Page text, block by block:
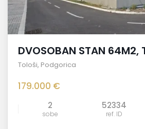
DVOSOBAN STAN 64M2,
Tološi, Podgorica
179.000 €
2
sobe
52334
ref. ID